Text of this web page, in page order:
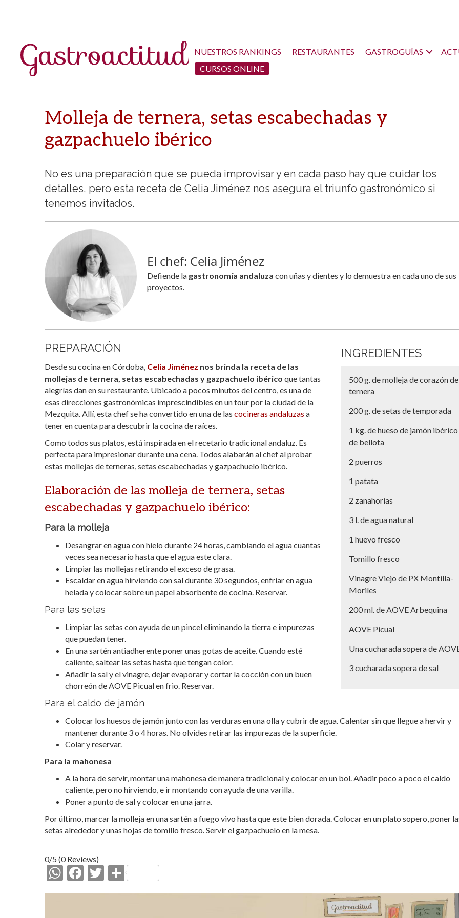
NUESTROS RANKINGS RESTAURANTES GASTROGUÍAS
CURSOS ONLINE
Molleja de ternera, setas escabechadas y
gazpachuelo ibérico
No es una preparación que se pueda improvisar y en cada paso hay que cuidar los
detalles, pero esta receta de Celia Jiménez nos asegura el triunfo gastronómico si
tenemos invitados.
El chef: Celia Jiménez
Defiende la gastronomía andaluza con uñas y dientes y lo demuestra en cada uno de sus
proyectos.
INGREDIENTES
500 g. de molleja de corazón de
ternera
200 g. de setas de temporada
1 kg. de hueso de jamón ibérico
de bellota
2 puerros
1 patata
2 zanahorias
3 l. de agua natural
1 huevo fresco
Tomillo fresco
Vinagre Viejo de PX Montilla-
Moriles
200 ml. de AOVE Arbequina
AOVE Picual
Una cucharada sopera de
3 cucharada sopera de sal
PREPARACIÓN
Desde su cocina en Córdoba, Celia Jiménez nos brinda la receta de las
mollejas de ternera, setas escabechadas y gazpachuelo ibérico que tantas
alegrías dan en su restaurante. Ubicado a pocos minutos del centro, es una de
esas direcciones gastronómicas imprescindibles en un tour por la ciudad de la
Mezquita. Allí, esta chef se ha convertido en una de las cocineras andaluzas a
tener en cuenta para descubrir la cocina de raíces.
Como todos sus platos, está inspirada en el recetario tradicional andaluz. Es
perfecta para impresionar durante una cena. Todos alabarán al chef al probar
estas mollejas de terneras, setas escabechadas y gazpachuelo ibérico.
Elaboración de las molleja de ternera, setas
escabechadas y gazpachuelo ibérico:
Para la molleja
Desangrar en agua con hielo durante 24 horas, cambiando el agua cuantas
veces sea necesario hasta que el agua este clara.
Limpiar las mollejas retirando el exceso de grasa.
Escaldar en agua hirviendo con sal durante 30 segundos, enfriar en agua
helada y colocar sobre un papel absorbente de cocina. Reservar.
Para las setas
Limpiar las setas con ayuda de un pincel eliminando la tierra e impurezas
que puedan tener.
En una sartén antiadherente poner unas gotas de aceite. Cuando esté
caliente, saltear las setas hasta que tengan color.
Añadir la sal y el vinagre, dejar evaporar y cortar la cocción con un buen
chorreón de AOVE Picual en frio. Reservar.
Para el caldo de jamón
Colocar los huesos de jamón junto con las verduras en una olla y cubrir de agua. Calentar sin que llegue a hervir y
mantener durante 3 o 4 horas. No olvides retirar las impurezas de la superficie.
Colar y reservar.
Para la mahonesa
A la hora de servir, montar una mahonesa de manera tradicional y colocar en un bol. Añadir poco a poco el caldo
caliente, pero no hirviendo, e ir montando con ayuda de una varilla.
Poner a punto de sal y colocar en una jarra.
Por último, marcar la molleja en una sartén a fuego vivo hasta que este bien dorada. Colocar en un plato sopero, poner
setas alrededor y unas hojas de tomillo fresco. Servir el gazpachuelo en la mesa.
0/5 (0 Reviews)
W
h
F
ac
T
w
C
o